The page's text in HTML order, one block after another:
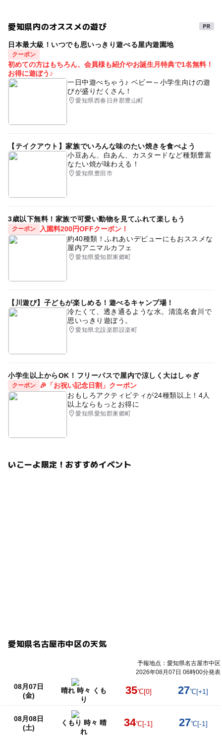
注意・制限事項
踊りの輪の中は混雑する場合がございます。
小さなお子さまから目を離さないようにお願いいたしま
す。
タグ
お祭り 縁日 盆踊り ご家族でおでかけ
ご家族で楽しめる ご家族そろって参加OK
お子様の子連れ参加もOK
愛知県内のオススメの遊び
日本最大級！いつでも思いっきり遊べる屋内遊園地
クーポン
初めての方はもちろん、会員様も紹介やお誕生月特典で1名無料！
お得に遊ぼう♪
一日中遊べちゃう♪ ベビー～小学生向けの遊
びが盛りだくさん！
愛知県西春日井郡豊山町
【テイクアウト】家族でいろんな味のたい焼きを食べよう
小豆あん、白あん、カスタードなど種類豊富
なたい焼が味わえる！
愛知県豊田市
3歳以下無料！家族で可愛い動物を見てふれて楽しもう
クーポン
入園料200円OFFクーポン！
約40種類！ふれあいデビューにもおススメな
屋内アニマルカフェ
愛知県愛知郡東郷町
【川遊び】子どもが楽しめる！遊べるキャンプ場！
冷たくて、透き通るような水。清流名倉川で
思いっきり遊ぼう。
愛知県北設楽郡設楽町
小学生以上からOK！フリーパスで屋内で涼しく大はしゃぎ
クーポン
🎉「お祝い記念日割」クーポン
おもしろアクティビティが24種類以上！4人
以上ならもっとお得に
愛知県愛知郡東郷町
いこーよ限定！おすすめイベント
愛知県名古屋市中区の天気
予報地点：愛知県名古屋市中区
2026年08月07日 06時00分発表
08月07日
(金)
晴れ 時々 くも
り
35℃[0] 27℃[+1]
08月08日
(土)
くもり 時々 晴
れ
34℃[-1] 27℃[-1]